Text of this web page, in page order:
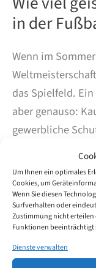
Um Ihnen ein optimales
Cookies, um
Wenn Sie diesen
Surfverhalten oder
Zustimmung nicht
Funktionen beeinträchtigt
Dienste verwalten
in der
Wenn im
das Spielfeld.
aber genauso:
gewerbliche
ein WM-Turnier.
rollt, ist ein
Eigentum.
Ausgewählte
Patente, Designs